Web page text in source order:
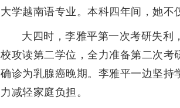
大学越南语专业。本科四年间，她不
大四时，李雅平第一次考研失利
校攻读第二学位，全力准备第二次
确诊为乳腺癌晚期。李雅平一边坚
力减轻家庭负担。